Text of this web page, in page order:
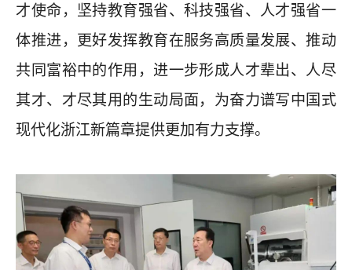
才使命，坚持教育强省、科技强省、人才强省一
体推进，更好发挥教育在服务高质量发展、推动
共同富裕中的作用，进一步形成人才辈出、人尽
其才、才尽其用的生动局面，为奋力谱写中国式
现代化浙江新篇章提供更加有力支撑。